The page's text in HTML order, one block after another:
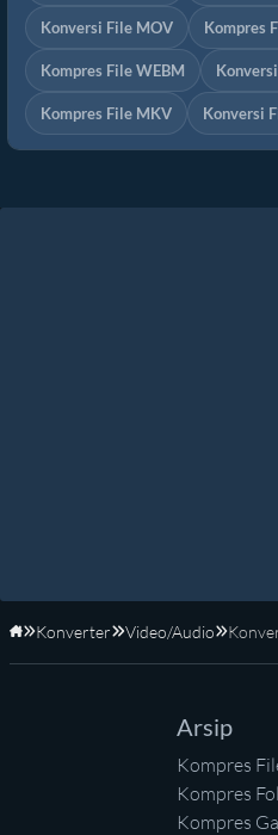
Konversi File MOV Kompres
Kompres File WEBM
Kompres File MKV Konversi
Beranda
Konverter Video/Audio
Arsip
Kompres
Kompres
Kompres